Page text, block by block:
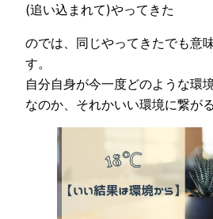
(追い込まれて)やってきた
のでは、同じやってきたでも意
す。
自分自身が今一度どのような環
なのか、それかいい環境に繋が